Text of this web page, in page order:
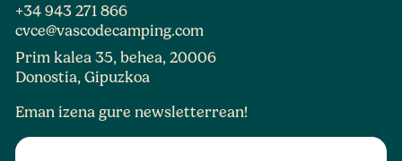
+34 943 271 866
cvce@vascodecamping.com
Prim kalea 35, behea, 20006
Donostia, Gipuzkoa
Eman izena gure newsletterrean!